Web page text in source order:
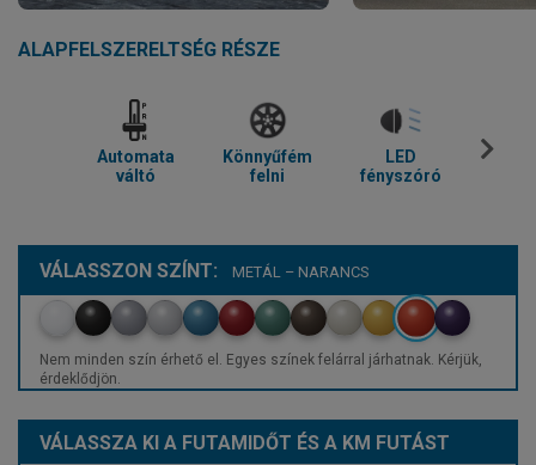
ALAPFELSZERELTSÉG RÉSZE
Automata
váltó
Könnyűfém
felni
LED
fényszóró
VÁLASSZON SZÍNT: METÁL – NARANCS
Nem minden szín érhető el. Egyes színek felárral járhatnak. Kérjük,
érdeklődjön.
VÁLASSZA KI A FUTAMIDŐT ÉS A KM FUTÁST